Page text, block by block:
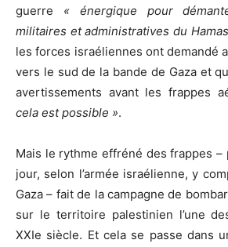
guerre « énergique pour
militaires et administratives du
les forces israéliennes ont demandé
vers le sud de la bande de Gaza et
avertissements avant les frappes
cela est possible ».
Mais le rythme effréné des frappes –
jour, selon l’armée israélienne, y
Gaza – fait de la campagne de
sur le territoire palestinien l’une
XXIe siècle. Et cela se passe dans